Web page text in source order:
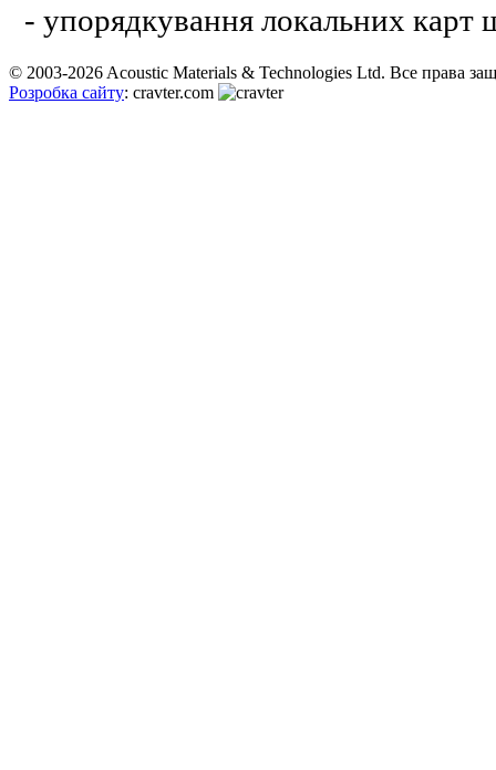
- упорядкування локальних карт
© 2003-2026 Acoustic Materials & Technologies Ltd. Все права
Розробка сайту: cravter.com